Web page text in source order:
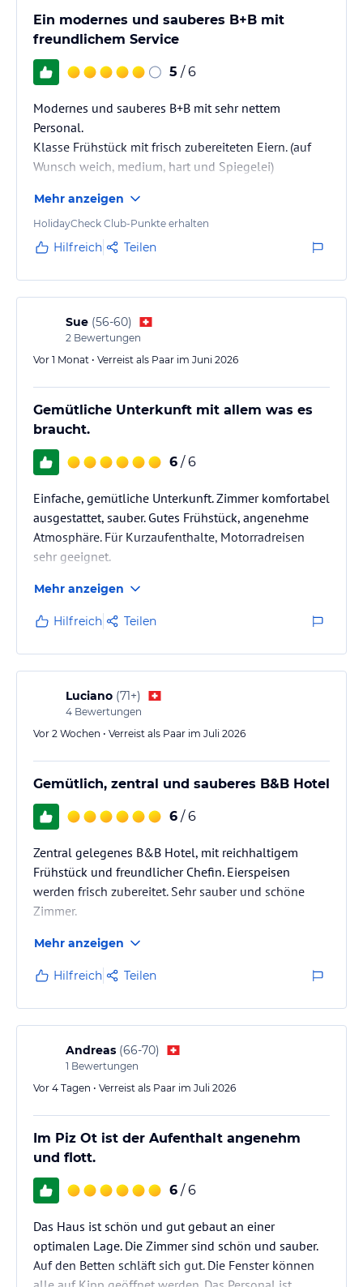
Ein modernes und sauberes B+B mit
freundlichem Service
5 / 6
Modernes und sauberes B+B mit sehr nettem
Personal.
Klasse Frühstück mit frisch zubereiteten Eiern. (auf
Wunsch weich, medium, hart und Spiegelei)
Mehr anzeigen
HolidayCheck Club-Punkte erhalten
Hilfreich Teilen
Sue (56-60)
2 Bewertungen
Vor 1 Monat • Verreist als Paar im Juni 2026
Gemütliche Unterkunft mit allem was es
braucht.
6 / 6
Einfache, gemütliche Unterkunft. Zimmer komfortabel
ausgestattet, sauber. Gutes Frühstück, angenehme
Atmosphäre. Für Kurzaufenthalte, Motorradreisen
sehr geeignet.
Mehr anzeigen
Hilfreich Teilen
Luciano (71+)
4 Bewertungen
Vor 2 Wochen • Verreist als Paar im Juli 2026
Gemütlich, zentral und sauberes B&B Hotel
6 / 6
Zentral gelegenes B&B Hotel, mit reichhaltigem
Frühstück und freundlicher Chefin. Eierspeisen
werden frisch zubereitet. Sehr sauber und schöne
Zimmer.
Mehr anzeigen
Hilfreich Teilen
Andreas (66-70)
1 Bewertungen
Vor 4 Tagen • Verreist als Paar im Juli 2026
Im Piz Ot ist der Aufenthalt angenehm
und flott.
6 / 6
Das Haus ist schön und gut gebaut an einer
optimalen Lage. Die Zimmer sind schön und sauber.
Auf den Betten schläft sich gut. Die Fenster können